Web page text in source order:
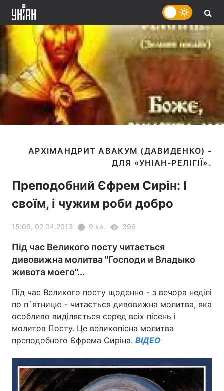
АРХІМАНДРИТ АВАКУМ (ДАВИДЕНКО) -
Преподобний Єфрем Сирін: І
своїм, і чужим роби добро
15:06, 02.04.2013 9 хв. 396
Під час Великого посту читається
дивовижна молитва "Господи и Владыко
живота моего"...
Під час Великого посту щоденно - з вечора неділі
по п`ятницю - читається дивовижна молитва, яка
особливо виділяється серед всіх пісень і
молитов Посту. Це великопісна молитва
преподобного Єфрема Сиріна. ВІДЕО